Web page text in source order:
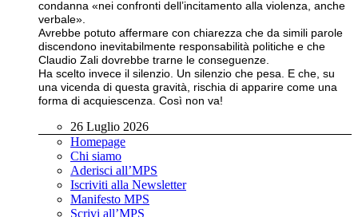
condanna «nei confronti dell’incitamento alla violenza, anche
verbale».
Avrebbe potuto affermare con chiarezza che da simili parole
discendono inevitabilmente responsabilità politiche e che
Claudio Zali dovrebbe trarne le conseguenze.
Ha scelto invece il silenzio. Un silenzio che pesa. E che, su
una vicenda di questa gravità, rischia di apparire come una
forma di acquiescenza. Così non va!
26 Luglio 2026
Homepage
Chi siamo
Aderisci all’MPS
Iscriviti alla Newsletter
Manifesto MPS
Scrivi all’MPS